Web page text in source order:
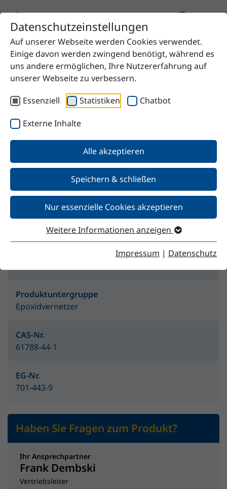
Datenschutzeinstellungen
Auf unserer Webseite werden Cookies verwendet.
Einige davon werden zwingend benötigt, während es
uns andere ermöglichen, Ihre Nutzererfahrung auf
unserer Webseite zu verbessern.
Essenziell
Statistiken Chatbot
Externe Inhalte
Alle akzeptieren
Speichern & schließen
Nur essenzielle Cookies akzeptieren
Weitere Informationen anzeigen
Impressum | Datenschutz
Startseite Produkt MC Phenol styrolisiert
MC Phenol styrolisiert
Merkmale
Produktuntergruppe
Epoxidvernetzer
CAS-Nr.
61788-44-1
EG-Nr.
701-443-9
Haben Sie Fragen zum Produkt?
Ihr Ansprechpartner
Frank Dembski
Vertriebsleiter